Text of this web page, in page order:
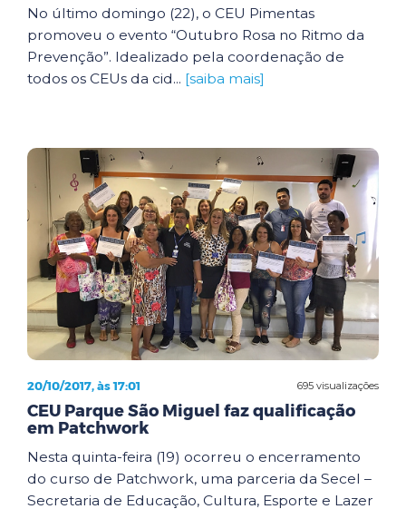
No último domingo (22), o CEU Pimentas
promoveu o evento “Outubro Rosa no Ritmo da
Prevenção”. Idealizado pela coordenação de
todos os CEUs da cid... [saiba mais]
695 visualizações
20/10/2017, às 17:01
CEU Parque São Miguel faz qualificação
em Patchwork
Nesta quinta-feira (19) ocorreu o encerramento
do curso de Patchwork, uma parceria da Secel –
Secretaria de Educação, Cultura, Esporte e Lazer